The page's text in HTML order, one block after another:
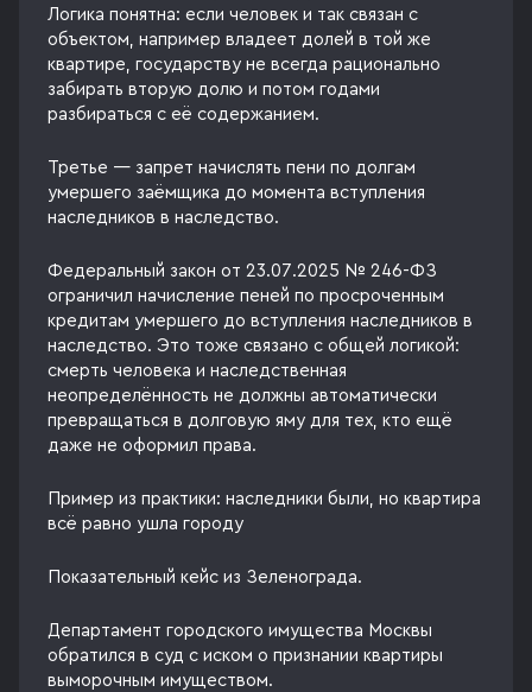
Логика понятна: если человек и так связан с
объектом, например владеет долей в той же
квартире, государству не всегда рационально
забирать вторую долю и потом годами
разбираться с её содержанием.
Третье — запрет начислять пени по долгам
умершего заёмщика до момента вступления
наследников в наследство.
Федеральный закон от 23.07.2025 № 246-ФЗ
ограничил начисление пеней по просроченным
кредитам умершего до вступления наследников в
наследство. Это тоже связано с общей логикой:
смерть человека и наследственная
неопределённость не должны автоматически
превращаться в долговую яму для тех, кто ещё
даже не оформил права.
Пример из практики: наследники были, но квартира
всё равно ушла городу
Показательный кейс из Зеленограда.
Департамент городского имущества Москвы
обратился в суд с иском о признании квартиры
выморочным имуществом.